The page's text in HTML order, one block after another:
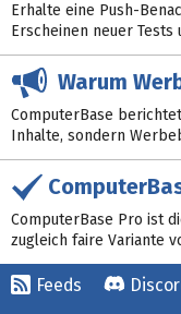
Erhalte eine Push-
Erscheinen neuer Tests
Warum
ComputerBase
Inhalte, sondern
ComputerBase Pro ist
zugleich faire Variante
Feeds